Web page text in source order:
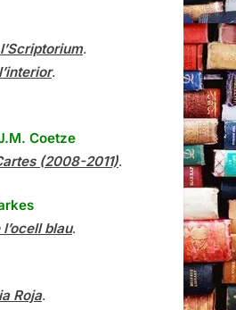
.
.
Coetze
(2008-2011).
l’ocell blau.
Roja.